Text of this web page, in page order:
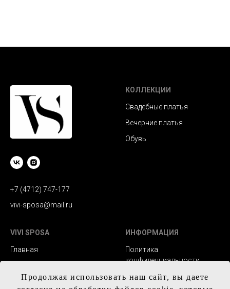
Продолжая использовать наш сайт, вы даете
+7 (4712) 747-177
vivi-sposa@mail.ru
КОЛЛЕКЦИИ
Свадебные платья
Вечерние платья
Обувь
VIVI SPOSA
Главная
Контакты
ИНФОРМАЦИЯ
Политика
конфиденциальности
Заказ и сроки
изготовления